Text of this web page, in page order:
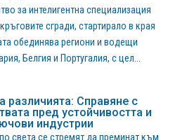
за интелигентна специализация
сгради, стартирало в края
обединява региони и водещи
Белгия и Португалия, с цел...
различията: Справяне с
пред устойчивостта и
индустрии
света се стремят да преминат към